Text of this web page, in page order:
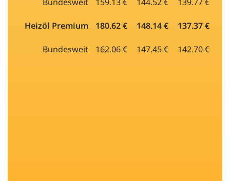
Heizöl Premium 180.62 € 148.14 € 137.37 €
Bundesweit 162.06 € 147.45 € 142.70 €